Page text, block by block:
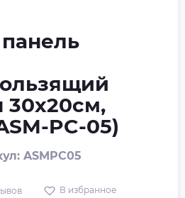
30х20см,
PC-05)
ASMPC05
В избранное